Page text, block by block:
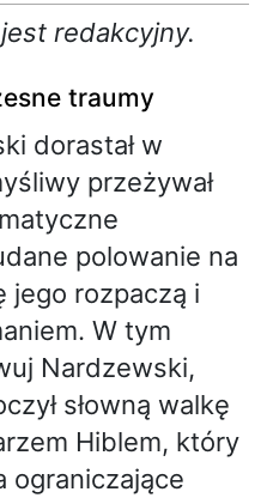
jest redakcyjny.
traumy
dorastał w
przeżywał
polowanie na
jego rozpaczą i
W tym
Nardzewski,
słowną walkę
Hiblem, który
ograniczające